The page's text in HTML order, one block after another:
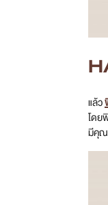
แล้ว
โดย
มีคุณ